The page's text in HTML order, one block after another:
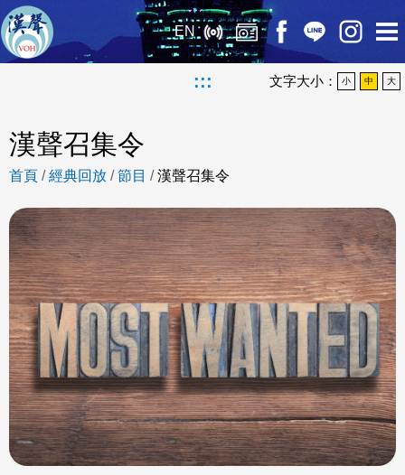
EN
::: 文字大小： 小 中 大
漢聲召集令
首頁 /經典回放 /節目 /漢聲召集令